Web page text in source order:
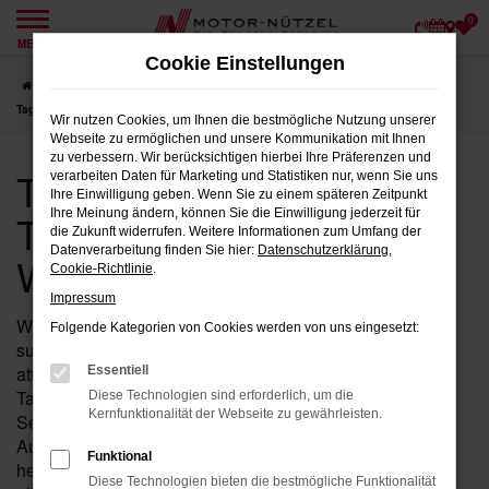
Zum
springen
MENÜ
0
Tageszulassung für Weiden bei Motor-Nützel
Toyota Yaris
Tageszulassung für
Weiden bei Motor-Nützel
Wenn Sie in der Nähe von Weiden nach einem Fahrzeug
suchen, das die Vorteile eines Neuwagens mit einem
attraktiven Preis kombiniert, ist der Yaris von Toyota mit
Tageszulassung bei Motor-Nützel die ideale Wahl für Sie.
Seit über 90 Jahren sind wir Ihr zuverlässiges Toyota
Autohaus in der Nähe von Weiden und bieten Ihnen eine
hervorragende Auswahl an Yaris Tageszulassungen, die
Cookie Einstellungen
Wir nutzen Cookies, um Ihnen die bestmögliche Nutzung unserer
Webseite zu ermöglichen und unsere Kommunikation mit Ihnen
zu verbessern. Wir berücksichtigen hierbei Ihre Präferenzen und
verarbeiten Daten für Marketing und Statistiken nur, wenn Sie uns
Ihre Einwilligung geben. Wenn Sie zu einem späteren Zeitpunkt
Ihre Meinung ändern, können Sie die Einwilligung jederzeit für
die Zukunft widerrufen. Weitere Informationen zum Umfang der
Datenverarbeitung finden Sie hier: Datenschutzerklärung,
Cookie-Richtlinie.
Impressum
Folgende Kategorien von Cookies werden von uns eingesetzt:
Essentiell
Diese Technologien sind erforderlich, um die
Kernfunktionalität der Webseite zu gewährleisten.
Funktional
Diese Technologien bieten die bestmögliche Funktionalität